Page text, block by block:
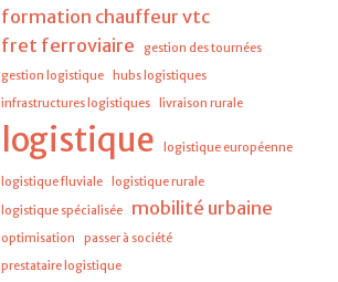
formation chauffeur vtc
fret ferroviaire
gestion des tournées
gestion logistique
hubs logistiques
infrastructures logistiques
livraison rurale
logistique logistique européenne
logistique fluviale
logistique rurale
logistique spécialisée
mobilité urbaine
optimisation
passer à société
prestataire logistique